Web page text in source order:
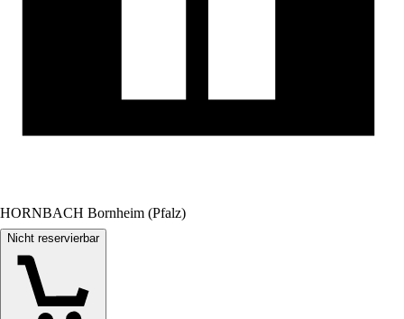
HORNBACH Bornheim (Pfalz)
Nicht reservierbar